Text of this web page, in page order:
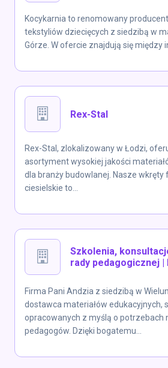
Kocykarnia to renomowany
tekstyliów dziecięcych z siedzibą w
Górze. W ofercie znajdują się między
Rex-Stal
Rex-Stal, zlokalizowany w Łodzi,
asortyment wysokiej jakości
dla branży budowlanej. Nasze wkręty
ciesielskie to...
Szkolenia,
rady pedagogicznej |
Firma Pani Andzia z siedzibą w
dostawca materiałów edukacyjnych,
opracowanych z myślą o potrzebach
pedagogów. Dzięki bogatemu...